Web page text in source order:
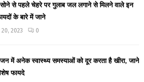
सोने से पहले चेहरे पर गुलाब जल लगाने से मिलने वाले इन
के बारे में जाने
2023 0
में अनेक स्वास्थ्य समस्याओं को दूर करता है खीरा, जाने
फायदे